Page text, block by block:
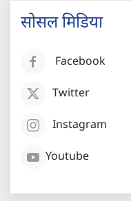
सोसल मिडिया
Facebook
Twitter
Instagram
Youtube